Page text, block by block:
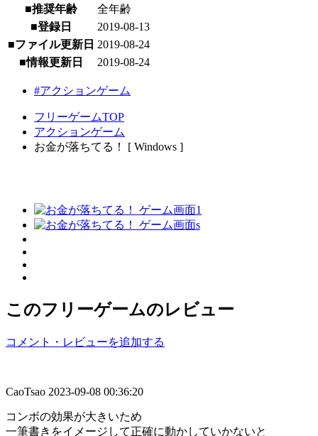
■推奨年齢
全年齢
■登録日
2019-08-13
■ファイル更新日 2019-08-24
■情報更新日
2019-08-24
#アクションゲーム
フリーゲームTOP
アクションゲーム
お金が落ちてる！ [ Windows ]
このフリーゲームのレビュー
コメント・レビューを追加する
CaoTsao 2023-09-08 00:36:20
コンボの効果が大きいため
一筆書きをイメージして正確に動かしていかないと